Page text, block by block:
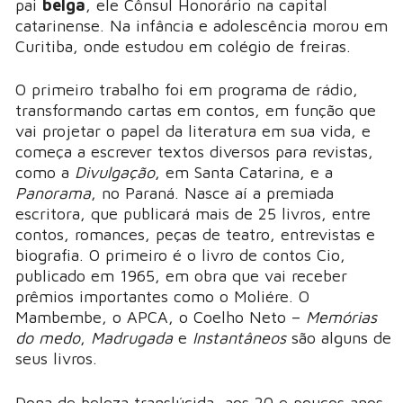
pai belga, ele Cônsul Honorário na capital
catarinense. Na infância e adolescência morou em
Curitiba, onde estudou em colégio de freiras.
O primeiro trabalho foi em programa de rádio,
transformando cartas em contos, em função que
vai projetar o papel da literatura em sua vida, e
começa a escrever textos diversos para revistas,
como a Divulgação, em Santa Catarina, e a
Panorama, no Paraná. Nasce aí a premiada
escritora, que publicará mais de 25 livros, entre
contos, romances, peças de teatro, entrevistas e
biografia. O primeiro é o livro de contos Cio,
publicado em 1965, em obra que vai receber
prêmios importantes como o Moliére. O
Mambembe, o APCA, o Coelho Neto – Memórias
do medo, Madrugadae Instantâneossão alguns de
seus livros.